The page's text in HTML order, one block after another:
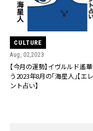
CULTURE
Aug, 02,2023
【今月の運勢】イヴルルド遙
う2023年8月の「海星人」【エ
ント占い】